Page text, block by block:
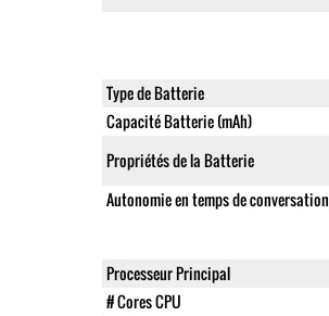
Type de Batterie
Capacité Batterie (mAh)
Propriétés de la Batterie
Autonomie en temps de conversation
Processeur Principal
# Cores CPU